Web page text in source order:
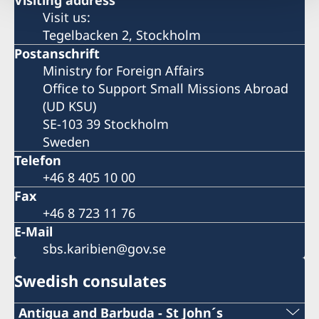
Visit us:
Tegelbacken 2, Stockholm
Postanschrift
Ministry for Foreign Affairs
Office to Support Small Missions Abroad
(UD KSU)
SE-103 39 Stockholm
Sweden
Telefon
+46 8 405 10 00
Fax
+46 8 723 11 76
E-Mail
sbs.karibien@gov.se
Swedish consulates
Antigua and Barbuda - St John´s